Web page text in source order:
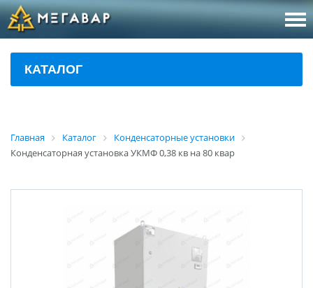
8
КАТАЛОГ
Главная Каталог
Конденсаторные установки
Конденсаторная установка УКМФ 0,38 кв на 80 квар